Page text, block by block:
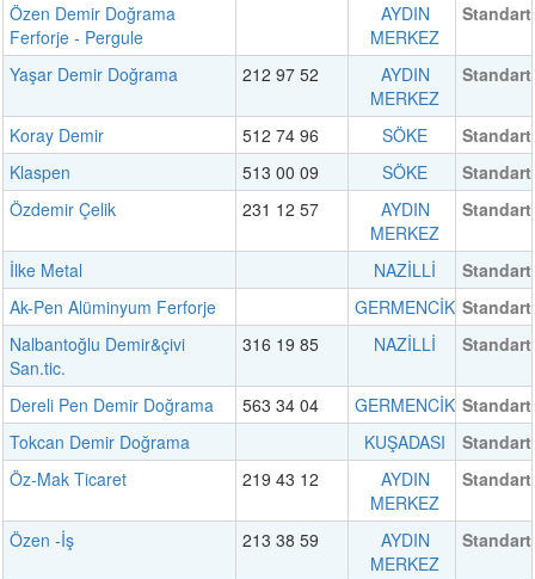
Özen Demir Doğrama
Ferforje - Pergule
AYDIN
MERKEZ
Standart
Yaşar Demir Doğrama 212 97 52
AYDIN
MERKEZ
Standart
Koray Demir 512 74 96 SÖKE
Standart
Klaspen
513 00 09 SÖKE
Standart
Özdemir Çelik
231 12 57
AYDIN
MERKEZ
Standart
İlke Metal NAZİLLİ
Standart
Ak-Pen Alüminyum Ferforje
GERMENCİK Standart
Nalbantoğlu Demir&çivi
San.tic.
316 19 85 NAZİLLİ Standart
Dereli Pen Demir Doğrama 563 34 04 GERMENCİK Standart
Tokcan Demir Doğrama
KUŞADASI
Standart
Öz-Mak Ticaret
219 43 12
AYDIN
MERKEZ
Standart
Özen -İş 213 38 59
AYDIN
MERKEZ
Standart